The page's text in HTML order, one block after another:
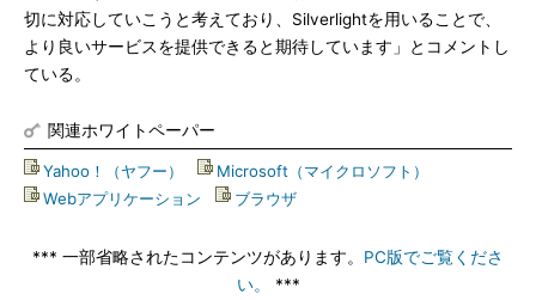
切に対応していこうと考えており、Silverlightを用いることで、
より良いサービスを提供できると期待しています」とコメントし
ている。
関連ホワイトペーパー
Yahoo！（ヤフー） Microsoft（マイクロソフト）
Webアプリケーション
ブラウザ
*** 一部省略されたコンテンツがあります。 PC版でご覧くださ
い。
***